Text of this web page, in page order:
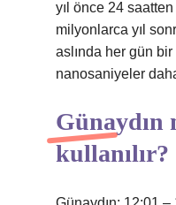
yıl önce 24
milyonlarca yıl
aslında her gün
nanosaniyeler
Günaydın
kullanılır?